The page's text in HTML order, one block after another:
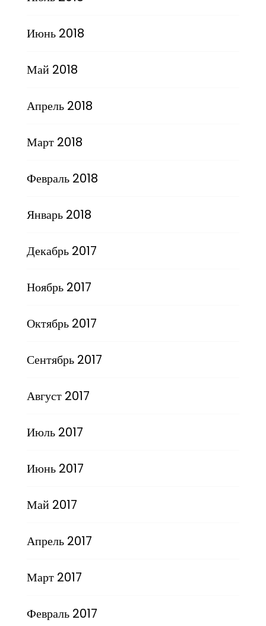
Июнь 2018
Май 2018
Апрель 2018
Март 2018
Февраль 2018
Январь 2018
Декабрь 2017
Ноябрь 2017
Октябрь 2017
Сентябрь 2017
Август 2017
Июль 2017
Июнь 2017
Май 2017
Апрель 2017
Март 2017
Февраль 2017